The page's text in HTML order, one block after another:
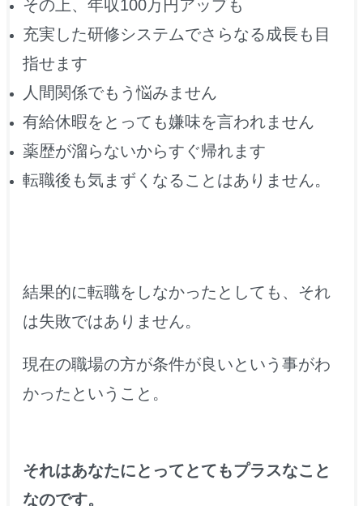
その上、年収100万円アップも
充実した研修システムでさらなる成長も目
指せます
人間関係でもう悩みません
有給休暇をとっても嫌味を言われません
薬歴が溜らないからすぐ帰れます
転職後も気まずくなることはありません。
結果的に転職をしなかったとしても、それ
は失敗ではありません。
現在の職場の方が条件が良いという事がわ
かったということ。
それはあなたにとってとてもプラスなこと
なのです。